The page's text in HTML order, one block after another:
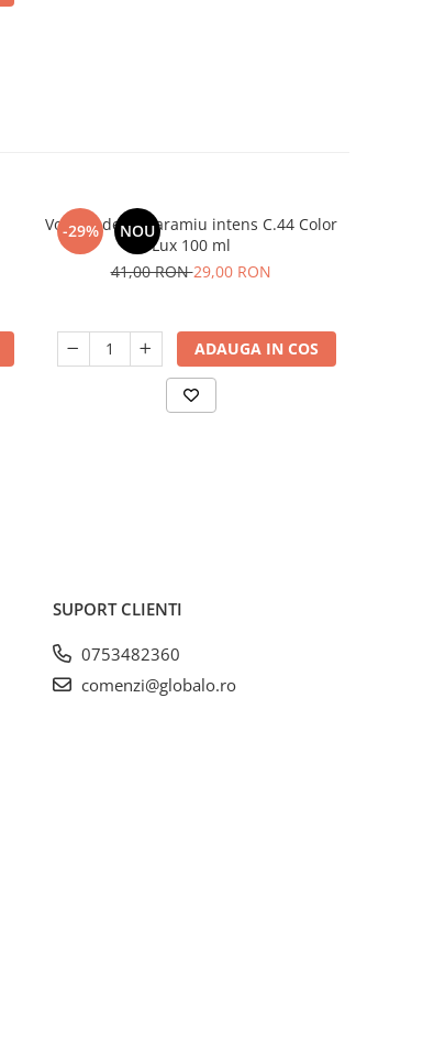
-29% NOU
Vopsea de par aramiu intens C.44 Color
Lux 100 ml
41,00 RON29,00 RON
ADAUGA IN COS
SUPORT CLIENTI
0753482360
comenzi@globalo.ro